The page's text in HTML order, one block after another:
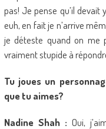
pas! Je pense qu’il
euh, en fait je n’arrive
je déteste quand on me
vraiment stupide à
Tu joues un
que tu aimes?
Nadine Shah : Oui,